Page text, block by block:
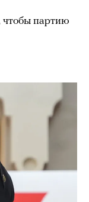
чтобы партию